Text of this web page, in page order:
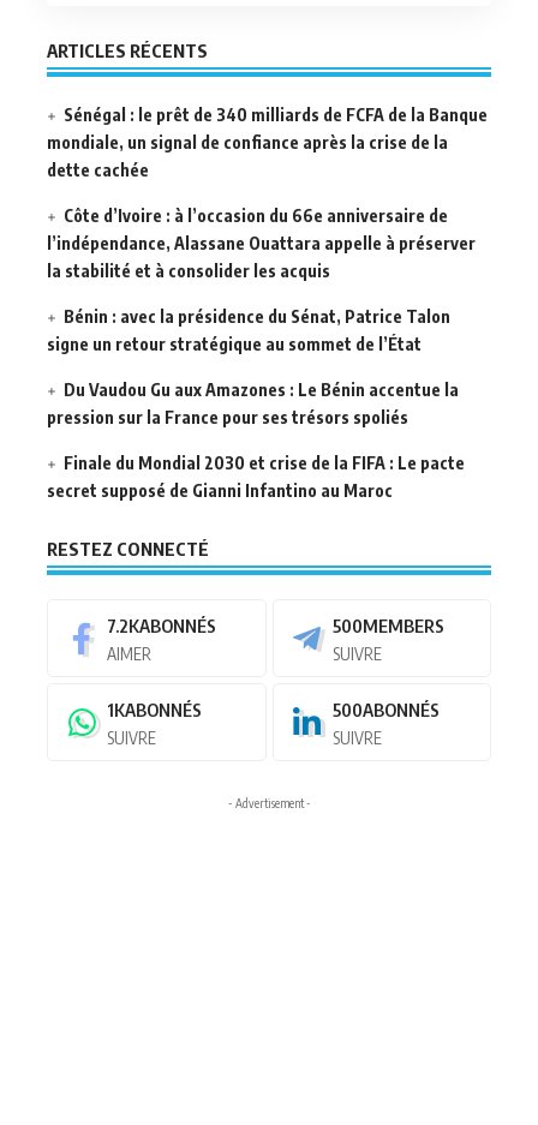
ARTICLES RÉCENTS
Sénégal : le prêt de 340 milliards de FCFA de la Banque
mondiale, un signal de confiance après la crise de la
dette cachée
Côte d’Ivoire : à l’occasion du 66e anniversaire de
l’indépendance, Alassane Ouattara appelle à préserver
la stabilité et à consolider les acquis
Bénin : avec la présidence du Sénat, Patrice Talon
signe un retour stratégique au sommet de l’État
Du Vaudou Gu aux Amazones : Le Bénin accentue la
pression sur la France pour ses trésors spoliés
Finale du Mondial 2030 et crise de la FIFA : Le pacte
secret supposé de Gianni Infantino au Maroc
RESTEZ CONNECTÉ
7.2KABONNÉS
AIMER
500MEMBERS
SUIVRE
1KABONNÉS
SUIVRE
500ABONNÉS
SUIVRE
- Advertisement -